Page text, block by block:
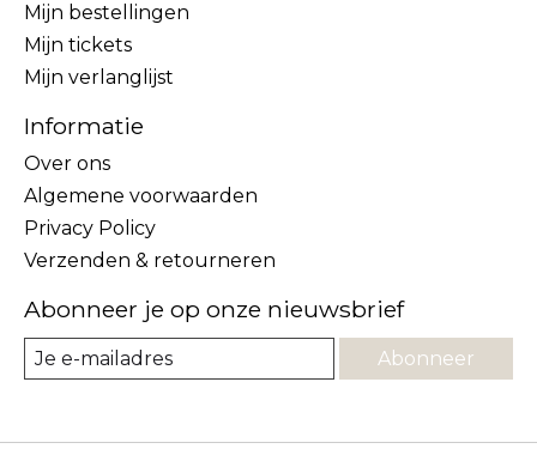
Mijn bestellingen
Mijn tickets
Mijn verlanglijst
Informatie
Over ons
Algemene voorwaarden
Privacy Policy
Verzenden & retourneren
Abonneer je op onze nieuwsbrief
Abonneer